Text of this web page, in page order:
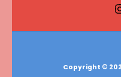
Copyright ©